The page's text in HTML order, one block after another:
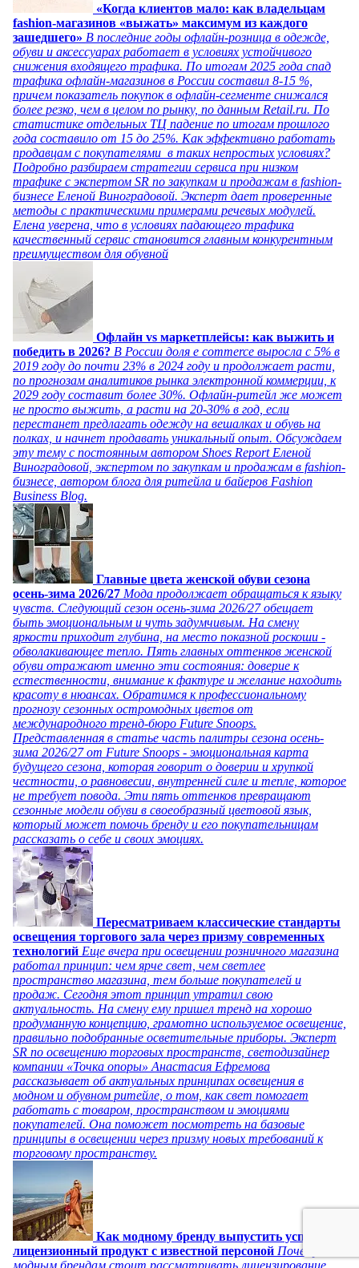
«Когда клиентов мало: как владельцам
fashion-магазинов «выжать» максимум из каждого
зашедшего» В последние годы офлайн-розница в одежде,
обуви и аксессуарах работает в условиях устойчивого
снижения входящего трафика. По итогам 2025 года спад
трафика офлайн-магазинов в России составил 8-15 %,
причем показатель покупок в офлайн-сегменте снижался
более резко, чем в целом по рынку, по данным Retail.ru. По
статистике отдельных ТЦ падение по итогам прошлого
года составило от 15 до 25%. Как эффективно работать
продавцам с покупателями в таких непростых условиях?
Подробно разбираем стратегии сервиса при низком
трафике с экспертом SR по закупкам и продажам в fashion-
бизнесе Еленой Виноградовой. Эксперт дает проверенные
методы с практическими примерами речевых модулей.
Елена уверена, что в условиях падающего трафика
качественный сервис становится главным конкурентным
преимуществом для обувной
Офлайн vs маркетплейсы: как выжить и
победить в 2026? В России доля e commerce выросла с 5% в
2019 году до почти 23% в 2024 году и продолжает расти,
по прогнозам аналитиков рынка электронной коммерции, к
2029 году составит более 30%. Офлайн-ритейл же может
не просто выжить, а расти на 20-30% в год, если
перестанет предлагать одежду на вешалках и обувь на
полках, и начнет продавать уникальный опыт. Обсуждаем
эту тему с постоянным автором Shoes Report Еленой
Виноградовой, экспертом по закупкам и продажам в fashion-
бизнесе, автором блога для ритейла и байеров Fashion
Business Blog.
Главные цвета женской обуви сезона
осень-зима 2026/27 Мода продолжает обращаться к языку
чувств. Следующий сезон осень-зима 2026/27 обещает
быть эмоциональным и чуть задумчивым. На смену
яркости приходит глубина, на место показной роскоши -
обволакивающее тепло. Пять главных оттенков женской
обуви отражают именно эти состояния: доверие к
естественности, внимание к фактуре и желание находить
красоту в нюансах. Обратимся к профессиональному
прогнозу сезонных остромодных цветов от
международного тренд-бюро Future Snoops.
Представленная в статье часть палитры сезона осень-
зима 2026/27 от Future Snoops - эмоциональная карта
будущего сезона, которая говорит о доверии и хрупкой
честности, о равновесии, внутренней силе и тепле, которое
не требует повода. Эти пять оттенков превращают
сезонные модели обуви в своеобразный цветовой язык,
который может помочь бренду и его покупательницам
рассказать о себе и своих эмоциях.
Пересматриваем классические стандарты
освещения торгового зала через призму современных
технологий Еще вчера при освещении розничного магазина
работал принцип: чем ярче свет, чем светлее
пространство магазина, тем больше покупателей и
продаж. Сегодня этот принцип утратил свою
актуальность. На смену ему пришел тренд на хорошо
продуманную концепцию, грамотно используемое освещение,
правильно подобранные осветительные приборы. Эксперт
SR по освещению торговых пространств, светодизайнер
компании «Точка опоры» Анастасия Ефремова
рассказывает об актуальных принципах освещения в
модном и обувном ритейле, о том, как свет помогает
работать с товаром, пространством и эмоциями
покупателей. Она поможет посмотреть на базовые
принципы в освещении через призму новых требований к
торговому пространству.
Как модному бренду выпустить успешный
лицензионный продукт с известной персоной Почему
модным брендам стоит рассматривать лицензирование